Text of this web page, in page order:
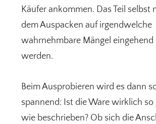
Käufer ankommen. Das Teil selbst
dem Auspacken auf irgendwelche
wahrnehmbare Mängel
werden.
Beim Ausprobieren wird es dann
spannend: Ist die Ware wirklich
wie beschrieben? Ob sich die